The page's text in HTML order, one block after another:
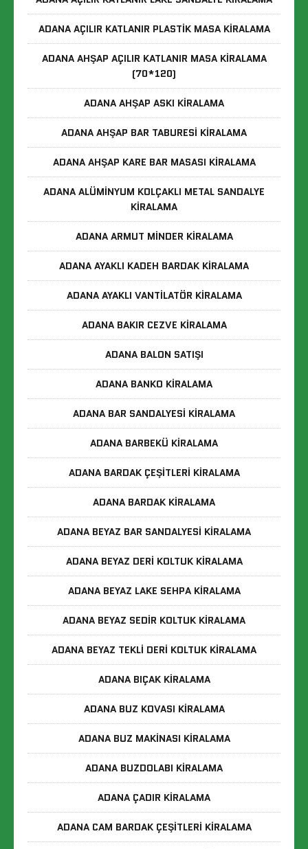
ADANA AÇILIR KATLANIR PLASTIK MASA KIRALAMA
ADANA AHŞAP AÇILIR KATLANIR MASA KIRALAMA
(70*120)
ADANA AHŞAP ASKI KIRALAMA
ADANA AHŞAP BAR TABURESI KIRALAMA
ADANA AHŞAP KARE BAR MASASI KIRALAMA
ADANA ALÜMINYUM KOLÇAKLI METAL SANDALYE
KIRALAMA
ADANA ARMUT MINDER KIRALAMA
ADANA AYAKLI KADEH BARDAK KIRALAMA
ADANA AYAKLI VANTILATÖR KIRALAMA
ADANA BAKIR CEZVE KIRALAMA
ADANA BALON SATIŞI
ADANA BANKO KIRALAMA
ADANA BAR SANDALYESI KIRALAMA
ADANA BARBEKÜ KIRALAMA
ADANA BARDAK ÇEŞITLERI KIRALAMA
ADANA BARDAK KIRALAMA
ADANA BEYAZ BAR SANDALYESI KIRALAMA
ADANA BEYAZ DERI KOLTUK KIRALAMA
ADANA BEYAZ LAKE SEHPA KIRALAMA
ADANA BEYAZ SEDIR KOLTUK KIRALAMA
ADANA BEYAZ TEKLI DERI KOLTUK KIRALAMA
ADANA BIÇAK KIRALAMA
ADANA BUZ KOVASI KIRALAMA
ADANA BUZ MAKINASI KIRALAMA
ADANA BUZDOLABI KIRALAMA
ADANA ÇADIR KIRALAMA
ADANA CAM BARDAK ÇEŞITLERI KIRALAMA